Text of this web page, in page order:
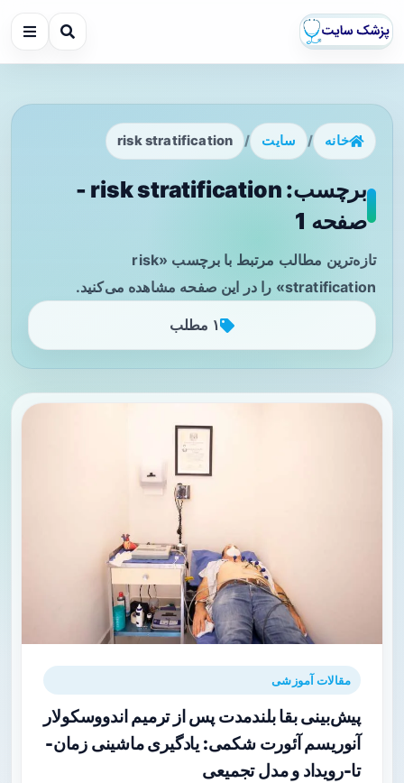
خانه / سایت /
risk stratification
برچسب: risk stratification -
صفحه 1
تازه‌ترین مطالب مرتبط با برچسب «risk
stratification» را در این صفحه مشاهده می‌کنید.
۱ مطلب
مقالات آموزشی
پیش‌بینی بقا بلندمدت پس از ترمیم اندووسکولار
آنوریسم آئورت شکمی: یادگیری ماشینی زمان-
تا-رویداد و مدل تجمیعی